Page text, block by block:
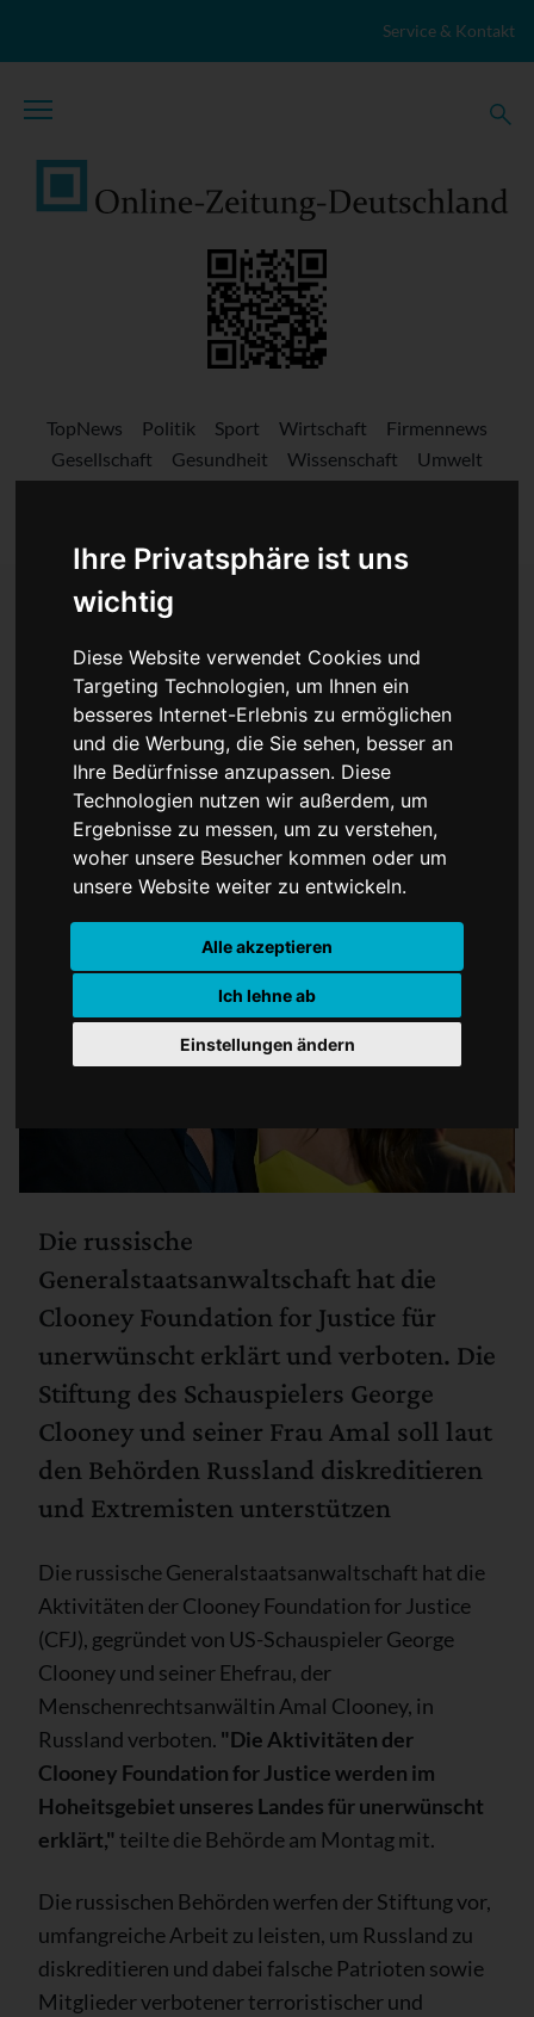
Ihre Privatsphäre ist uns
wichtig
Diese Website verwendet Cookies und
Targeting Technologien, um Ihnen ein
besseres Internet-Erlebnis zu ermöglichen
und die Werbung, die Sie sehen, besser an
Ihre Bedürfnisse anzupassen. Diese
Technologien nutzen wir außerdem, um
Ergebnisse zu messen, um zu verstehen,
woher unsere Besucher kommen oder um
unsere Website weiter zu entwickeln.
Alle akzeptieren
Ich lehne ab
Einstellungen ändern
Service & Kontakt
TopNews Politik Sport Wirtschaft
Firmennews
Gesellschaft
Gesundheit Wissenschaft
Umwelt
Russlands
Generalstaatsanwaltschaft
verbietet George und
Amal Clooneys Stiftung
Die russische
Generalstaatsanwaltschaft hat die
Clooney Foundation for Justice für
unerwünscht erklärt und verboten. Die
Stiftung des Schauspielers George
Clooney und seiner Frau Amal soll laut
den Behörden Russland diskreditieren
und Extremisten unterstützen
Die russische Generalstaatsanwaltschaft hat die
Aktivitäten der Clooney Foundation for Justice
(CFJ), gegründet von US-Schauspieler George
Clooney und seiner Ehefrau, der
Menschenrechtsanwältin Amal Clooney, in
Russland verboten. "Die Aktivitäten der
Clooney Foundation for Justice werden im
Hoheitsgebiet unseres Landes für unerwünscht
erklärt," teilte die Behörde am Montag mit.
Die russischen Behörden werfen der Stiftung vor,
umfangreiche Arbeit zu leisten, um Russland zu
diskreditieren und dabei falsche Patrioten sowie
Mitglieder verbotener terroristischer und